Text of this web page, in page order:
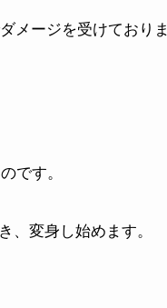
メージを受けておりま
です。
、変身し始めます。